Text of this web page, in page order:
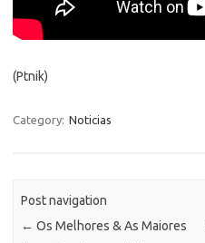
(Ptnik)
Category: Noticias
Post navigation
← Os Melhores & As Maiores